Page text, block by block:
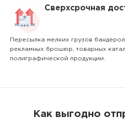
Сверхсрочная
Пересылка мелких грузов
рекламных брошюр, товарных
полиграфической продукции.
Как выгодно